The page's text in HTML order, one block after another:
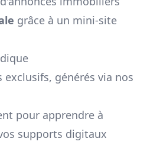
grâce à un mini-site
exclusifs, générés via nos
pour apprendre à
supports digitaux